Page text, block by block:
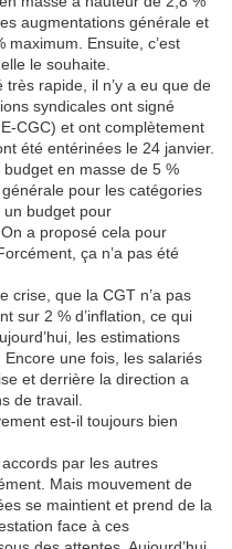
augmentations générale et
maximum. Ensuite, c’est
le souhaite.
rapide, il n’y a eu que de
syndicales ont signé
CGC) et ont complètement
été entérinées le 24 janvier.
en masse de 5 %
pour les catégories
budget pour
a proposé cela pour
ça n’a pas été
crise, que la CGT n’a pas
sur 2 % d’inflation, ce qui
les estimations
une fois, les salariés
et derrière la direction a
de travail.
est-il toujours bien
par les autres
Mais mouvement de
se maintient et prend de la
face à ces